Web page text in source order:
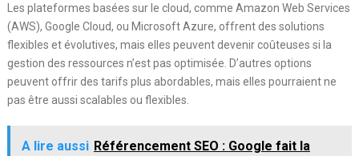
Les plateformes basées sur le cloud, comme Amazon Web Services
(AWS), Google Cloud, ou Microsoft Azure, offrent des solutions
flexibles et évolutives, mais elles peuvent devenir coûteuses si la
gestion des ressources n’est pas optimisée. D’autres options
peuvent offrir des tarifs plus abordables, mais elles pourraient ne
pas être aussi scalables ou flexibles.
A lire aussi Référencement SEO : Google fait la